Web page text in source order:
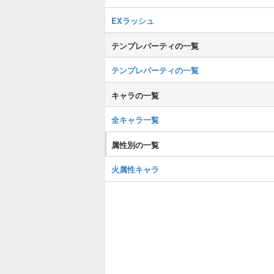
EXラッシュ
テンプレパーティの一覧
テンプレパーティの一覧
キャラの一覧
全キャラ一覧
属性別の一覧
火属性キャラ